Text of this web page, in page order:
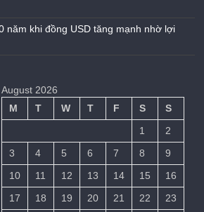
năm khi đồng USD tăng mạnh nhờ lợi
August 2026
M
T W T F S
S
1
2
3
4 5 6 7 8
9
10
11 12 13 14 15
16
17
18 19 20 21 22
23